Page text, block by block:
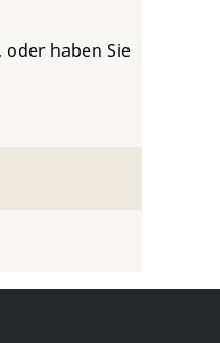
haben Sie